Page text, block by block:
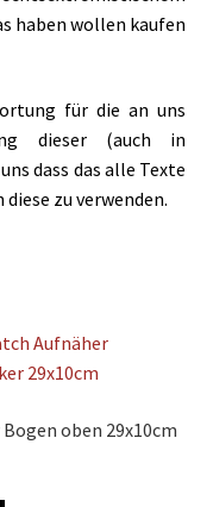
haben wollen kaufen
für die an uns
dieser (auch in
dass das alle Texte
zu verwenden.
oben 29x10cm